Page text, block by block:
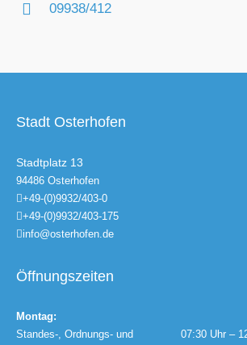
09938/412
Stadt Osterhofen
Stadtplatz 13
94486 Osterhofen
+49-(0)9932/403-0
+49-(0)9932/403-175
info@osterhofen.de
Öffnungszeiten
Montag:
Standes-, Ordnungs- und
07:30 Uhr –